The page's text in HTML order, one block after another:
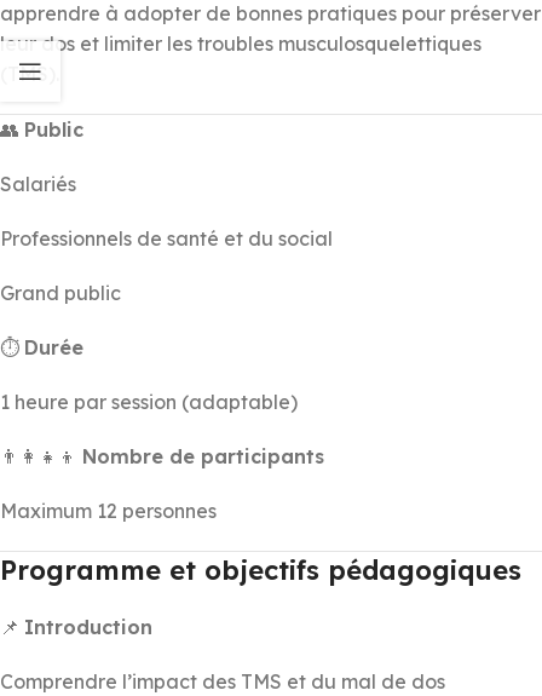
apprendre à adopter de bonnes pratiques pour préserver
leur dos et limiter les troubles musculosquelettiques
(TMS).
👥 Public
Salariés
Professionnels de santé et du social
Grand public
⏱ Durée
1 heure par session (adaptable)
👨‍👩‍👧‍👦 Nombre de participants
Maximum 12 personnes
Programme et objectifs pédagogiques
📌 Introduction
Comprendre l’impact des TMS et du mal de dos